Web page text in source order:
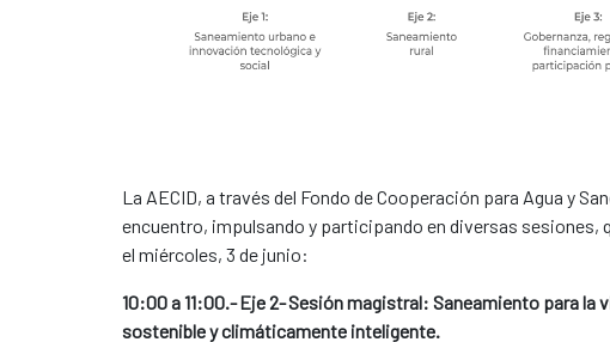
La AECID, a través del Fondo de Cooperación para Agua y
encuentro, impulsando y participando en diversas sesiones,
el miércoles, 3 de junio:
10:00 a 11:00.- Eje 2- Sesión magistral: Saneamiento para
sostenible y climáticamente inteligente.